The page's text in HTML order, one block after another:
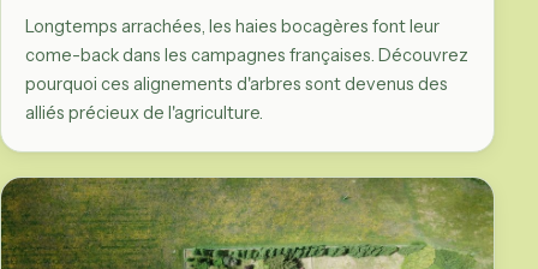
Longtemps arrachées, les haies bocagères font leur
come-back dans les campagnes françaises. Découvrez
pourquoi ces alignements d'arbres sont devenus des
alliés précieux de l'agriculture.